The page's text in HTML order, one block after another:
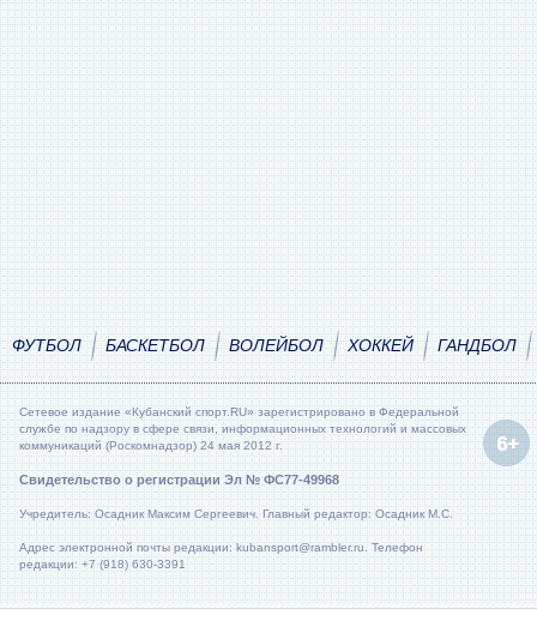
ФУТБОЛ БАСКЕТБОЛ ВОЛЕЙБОЛ ХОККЕЙ ГАНДБОЛ
Сетевое издание «Кубанский спорт.RU» зарегистрировано в Федеральной
службе по надзору в сфере связи, информационных технологий и массовых
коммуникаций (Роскомнадзор) 24 мая 2012 г.
Свидетельство о регистрации Эл № ФС77-49968
Учредитель: Осадник Максим Сергеевич. Главный редактор: Осадник М.С.
Адрес электронной почты редакции: kubansport@rambler.ru. Телефон
редакции: +7 (918) 630-3391